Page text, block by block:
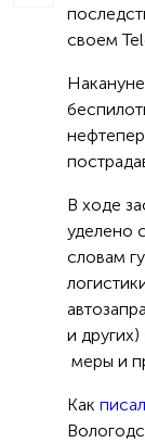
своем
В ходе
уделено
словам
и
меры и
Как писал